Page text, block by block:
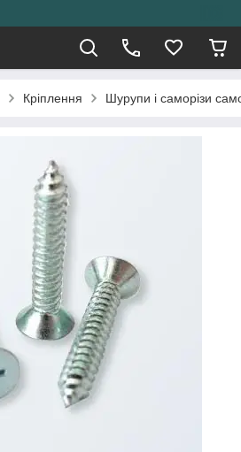
Кріплення Шурупи і саморізи